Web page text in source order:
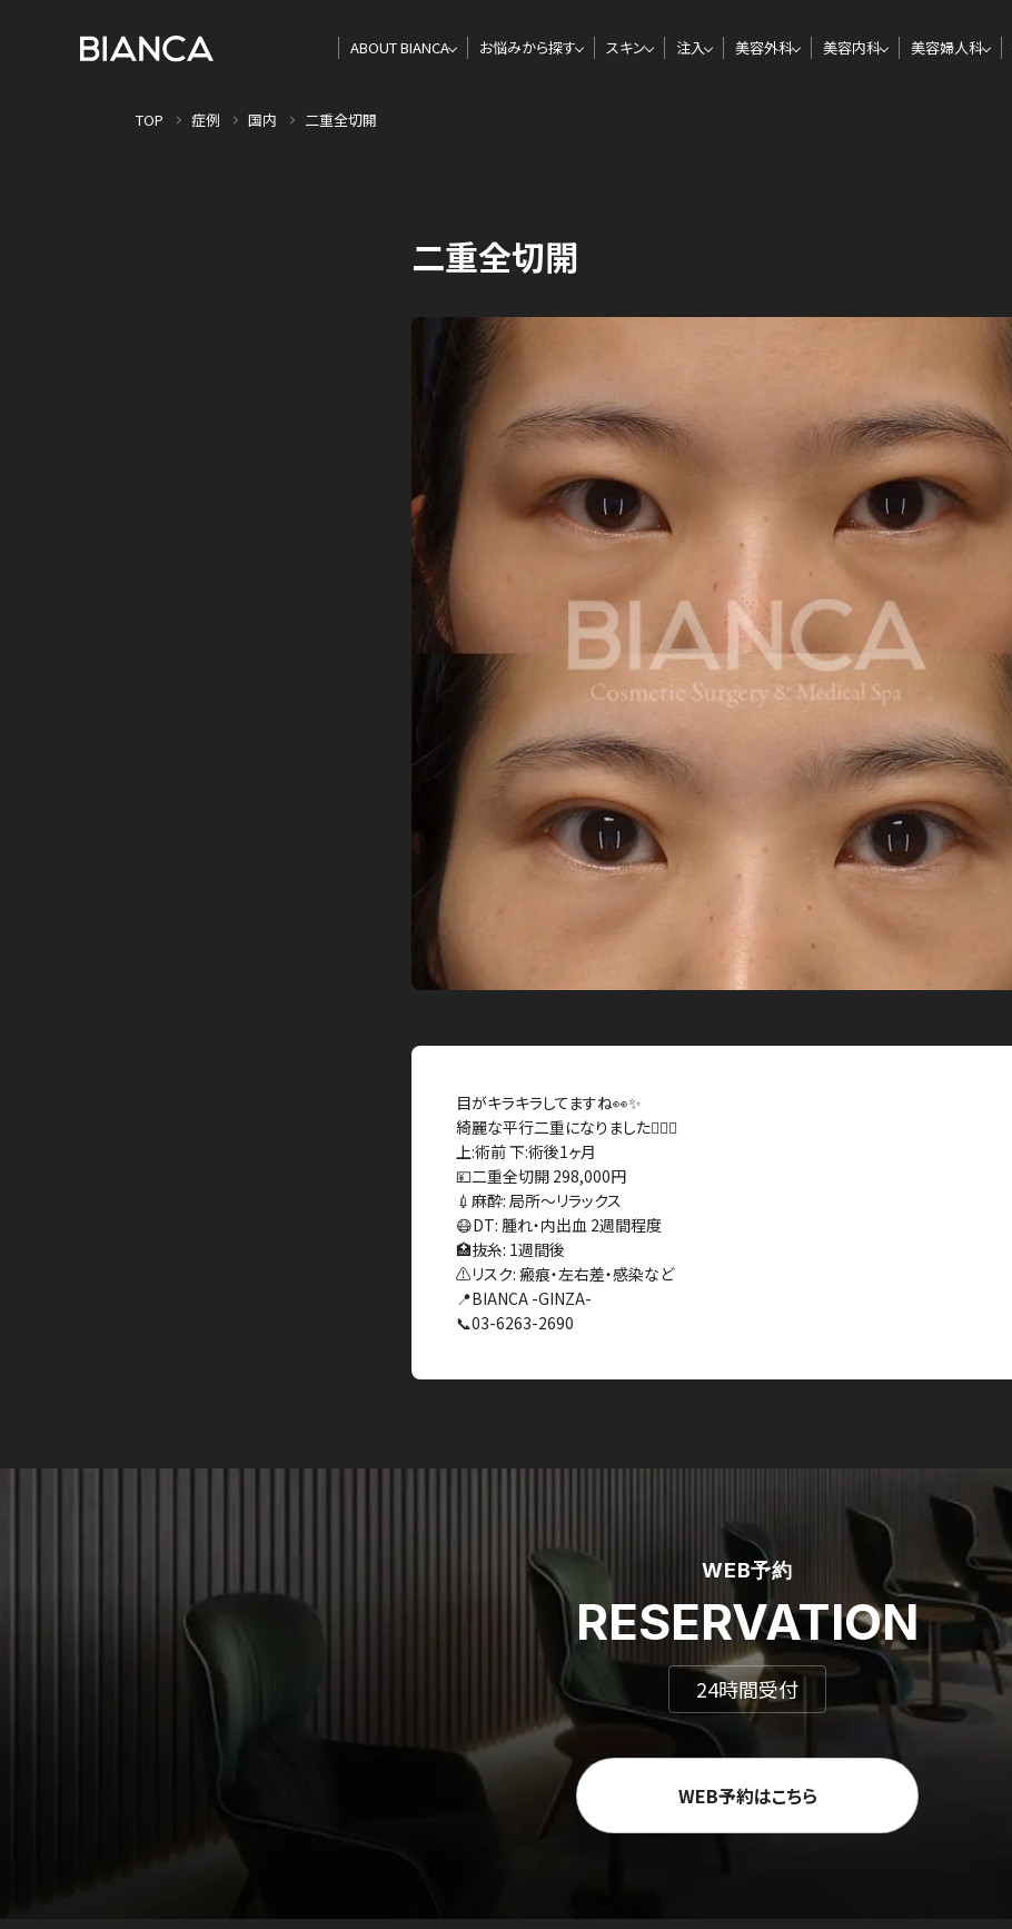
ABOUT BIANCA お悩みから探す スキン 注入 美容外科 美容内科 美容婦人科
TOP 症例 国内 二重全切開
二重全切開
目がキラキラしてますね👀✨
綺麗な平行二重になりました👨🏻‍⚕️
上:術前 下:術後1ヶ月
💴二重全切開 298,000円
💉麻酔: 局所〜リラックス
😷DT: 腫れ・内出血 2週間程度
🏥抜糸: 1週間後
⚠️リスク: 瘢痕・左右差・感染など
📍BIANCA -GINZA-
📞03-6263-2690
WEB予約
RESERVATION
24時間受付
WEB予約はこちら